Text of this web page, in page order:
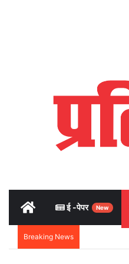
Home ई -पेपर New
Breaking News